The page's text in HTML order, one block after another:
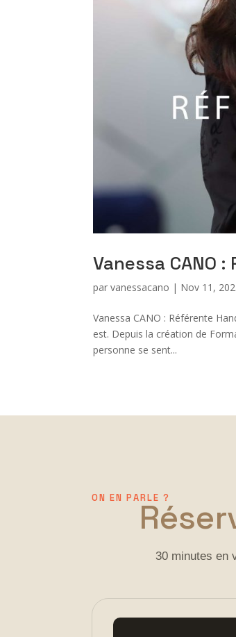
Vanessa CANO
parvanessacano | Nov 11,
Vanessa CANO : Référente
est. Depuis la création de
personne se sent...
ON EN PARLE ?
30 minutes en